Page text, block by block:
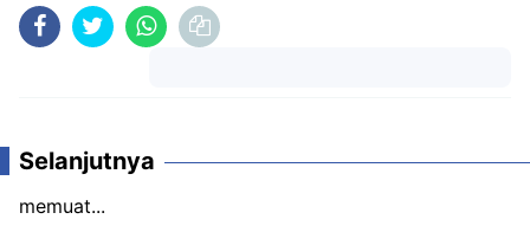
Selanjutnya
memuat...